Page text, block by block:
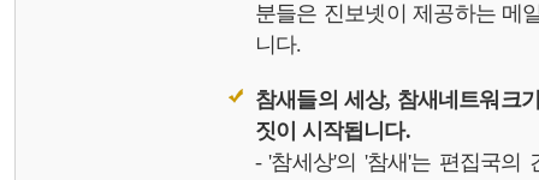
분들은 진보넷이 제공하는 메
니다.
참새들의 세상, 참새네트워크
짓이 시작됩니다.
- '참세상'의 '참새'는 편집국의